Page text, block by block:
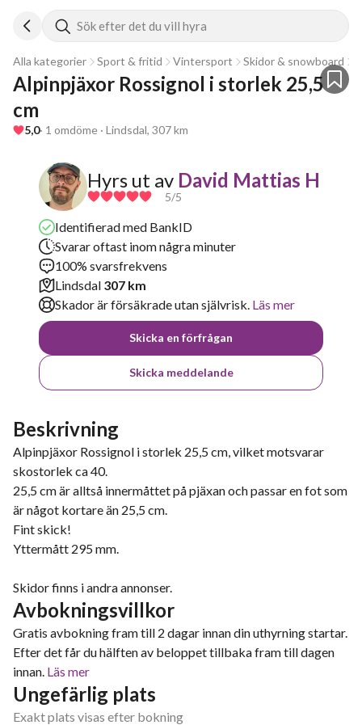
Sök efter det du vill hyra
Alla kategorier Sport & fritid Vintersport Skidor & snowboard
Alpinpjäxor Rossignol i storlek 25,5
cm
5,0· 1 omdöme · Lindsdal, 307 km
Hyrs ut av David Mattias H
5/5
Identifierad med BankID
Svarar oftast inom några minuter
100% svarsfrekvens
Lindsdal 307 km
Skador är försäkrade utan självrisk. Läs mer
Skicka en förfrågan
Skicka meddelande
Beskrivning
Alpinpjäxor Rossignol i storlek 25,5 cm, vilket motsvarar
skostorlek ca 40.
25,5 cm är alltså innermåttet på pjäxan och passar en fot som
är något kortare än 25,5 cm.
Fint skick!
Yttermått 295 mm.
Skidor finns i andra annonser.
Avbokningsvillkor
Gratis avbokning fram till 2 dagar innan din uthyrning startar.
Efter det får du hälften av beloppet tillbaka fram till dagen
innan. Läs mer
Ungefärlig plats
Exakt plats visas efter bokning